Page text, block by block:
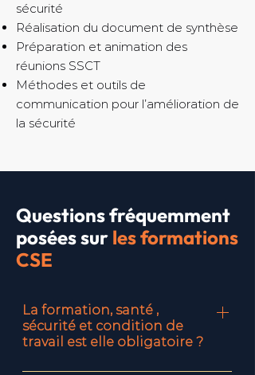
sécurité
Réalisation du document de synthèse
Préparation et animation des
réunions SSCT
Méthodes et outils de
communication pour l’amélioration de
la sécurité
Questions fréquemment
posées sur lesformations
CSE
La formation, santé ,
sécurité et condition de
travail est elle obligatoire ?